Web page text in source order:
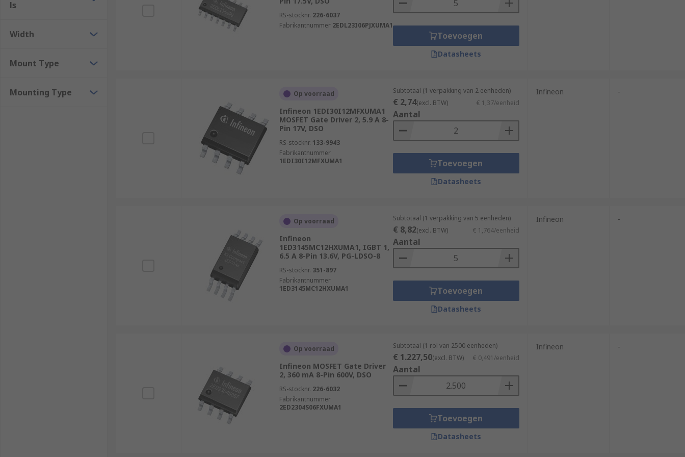
ls
Width
Mount Type
Mounting Type
RS-stocknr. 226-6037
Fabrikantnummer 2EDL23I06PJXUMA1
Toevoegen
Datasheets
Op voorraad
Infineon 1EDI30I12MFXUMA1
MOSFET Gate Driver 2, 5.9 A 8-
Pin 17V, DSO
RS-stocknr. 133-9943
Fabrikantnummer
1EDI30I12MFXUMA1
Subtotaal (1 verpakking van 2 eenheden)
€ 2,74(excl. BTW) € 1,37/eenheid
Aantal
Toevoegen
Datasheets
Infineon -
Op voorraad
Infineon
1ED3145MC12HXUMA1, IGBT 1,
6.5 A 8-Pin 13.6V, PG-LDSO-8
RS-stocknr. 351-897
Fabrikantnummer
1ED3145MC12HXUMA1
Subtotaal (1 verpakking van 5 eenheden)
€ 8,82(excl. BTW) € 1,764/eenheid
Aantal
Toevoegen
Datasheets
Infineon -
Op voorraad
Infineon MOSFET Gate Driver
2, 360 mA 8-Pin 600V, DSO
RS-stocknr. 226-6032
Fabrikantnummer
2ED2304S06FXUMA1
Subtotaal (1 rol van 2500 eenheden)
€ 1.227,50(excl. BTW) € 0,491/eenheid
Aantal
Toevoegen
Datasheets
Infineon -